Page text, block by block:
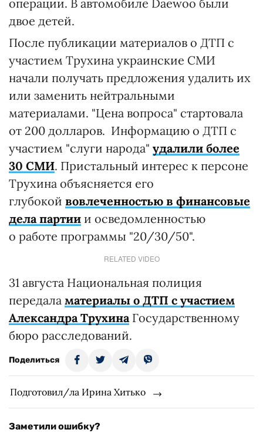
операции. В автомобиле Daewoo были
двое детей.
После публикации материалов о ДТП с
участием Трухина украинские СМИ
начали получать предложения удалить их
или заменить нейтральными
материалами. "Цена вопроса" стартовала
от 200 долларов. Информацию о ДТП с
участием "слуги народа" удалили более
30 СМИ. Пристальный интерес к персоне
Трухина объясняется его
глубокой вовлеченностью в финансовые
дела партии и осведомленностью
о работе программы "20/30/50".
RELATED VIDEO
31 августа Национальная полиция
передала материалы о ДТП с участием
Александра ТрухинаГосударственному
бюро расследований.
Поделиться
Подготовил/ла Ирина Хитько
Заметили ошибку?